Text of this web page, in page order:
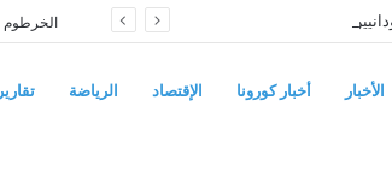
الخرطوم
الأخبار أخبار كورونا الإقتصاد الرياضة تقارير